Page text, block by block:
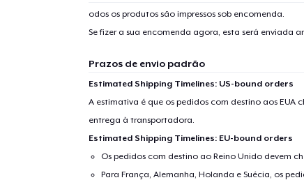
odos os produtos são impressos sob encomenda.
Se fizer a sua encomenda agora, esta será enviada
Prazos de envio padrão
Estimated Shipping Timelines: US-bound orders
A estimativa é que os pedidos com destino aos EUA
entrega à transportadora.
Estimated Shipping Timelines: EU-bound orders
Os pedidos com destino ao Reino Unido devem
Para França, Alemanha, Holanda e Suécia, os